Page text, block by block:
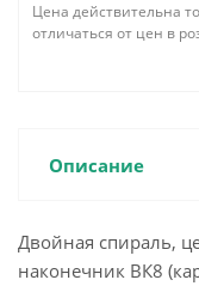
Цена действительна
отличаться от цен в
Описание
Двойная спираль,
наконечник ВК8